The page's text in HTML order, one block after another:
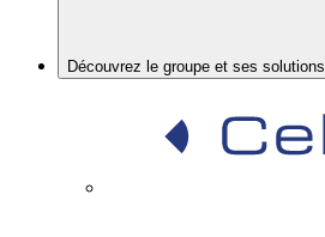
Découvrez le groupe et ses solutions